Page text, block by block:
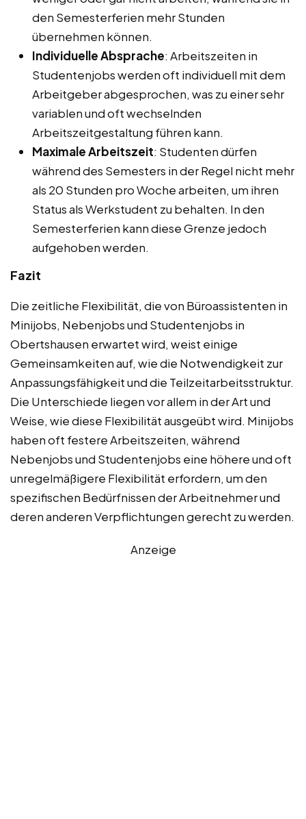
den Semesterferien mehr Stunden
übernehmen können.
Individuelle Absprache: Arbeitszeiten in
Studentenjobs werden oft individuell mit dem
Arbeitgeber abgesprochen, was zu einer sehr
variablen und oft wechselnden
Arbeitszeitgestaltung führen kann.
Maximale Arbeitszeit: Studenten dürfen
während des Semesters in der Regel nicht mehr
als 20 Stunden pro Woche arbeiten, um ihren
Status als Werkstudent zu behalten. In den
Semesterferien kann diese Grenze jedoch
aufgehoben werden.
Fazit
Die zeitliche Flexibilität, die von Büroassistenten in
Minijobs, Nebenjobs und Studentenjobs in
Obertshausen erwartet wird, weist einige
Gemeinsamkeiten auf, wie die Notwendigkeit zur
Anpassungsfähigkeit und die Teilzeitarbeitsstruktur.
Die Unterschiede liegen vor allem in der Art und
Weise, wie diese Flexibilität ausgeübt wird. Minijobs
haben oft festere Arbeitszeiten, während
Nebenjobs und Studentenjobs eine höhere und oft
unregelmäßigere Flexibilität erfordern, um den
spezifischen Bedürfnissen der Arbeitnehmer und
deren anderen Verpflichtungen gerecht zu werden.
Anzeige